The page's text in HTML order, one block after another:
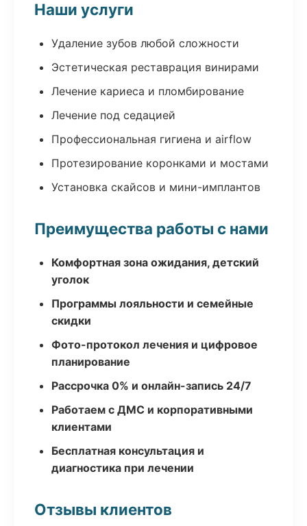
Наши услуги
Удаление зубов любой сложности
Эстетическая реставрация винирами
Лечение кариеса и пломбирование
Лечение под седацией
Профессиональная гигиена и airflow
Протезирование коронками и мостами
Установка скайсов и мини-имплантов
Преимущества работы с нами
Комфортная зона ожидания, детский
уголок
Программы лояльности и семейные
скидки
Фото-протокол лечения и цифровое
планирование
Рассрочка 0% и онлайн-запись 24/7
Работаем с ДМС и корпоративными
клиентами
Бесплатная консультация и
диагностика при лечении
Отзывы клиентов